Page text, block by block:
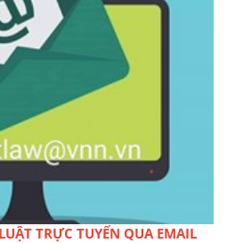
TRỰC TUYẾN QUA EMAIL